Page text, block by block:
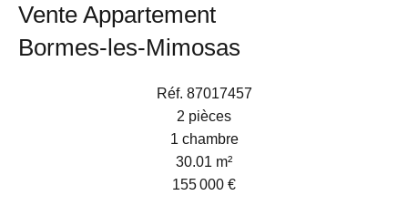
Vente Appartement
Bormes-les-Mimosas
Réf. 87017457
2 pièces
1 chambre
30.01 m²
155 000 €